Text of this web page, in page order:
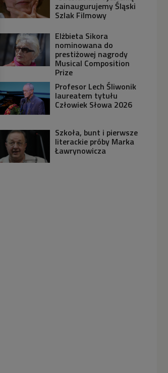
zainaugurujemy Śląski
Szlak Filmowy
Elżbieta Sikora
nominowana do
prestiżowej nagrody
Musical Composition
Prize
Profesor Lech Śliwonik
laureatem tytułu
Człowiek Słowa 2026
Szkoła, bunt i pierwsze
literackie próby Marka
Ławrynowicza